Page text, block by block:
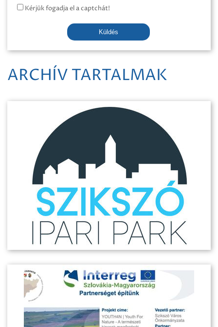
Kérjük fogadja el a captchát!
Küldés
ARCHÍV TARTALMAK